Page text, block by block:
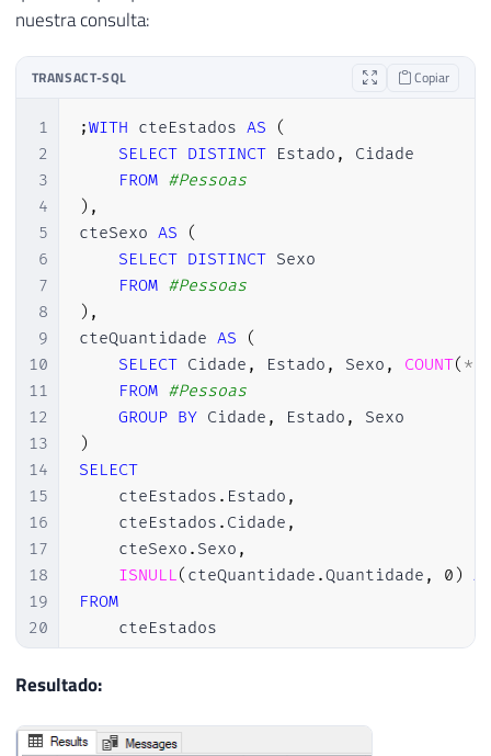
nuestra consulta:
TRANSACT-SQL Copiar
1
2
3
4
5
6
7
8
9
10
11
12
13
14
15
16
17
18
19
20
21
22
24
;WITH cteEstados AS
(
SELECT DISTINCT Estado ,
Cidade
FROM #Pessoas
) ,
cteSexo AS
(
SELECT DISTINCT Sexo
FROM #Pessoas
) ,
cteQuantidade AS
(
SELECT Cidade , Estado , Sexo , COUNT( *
FROM #Pessoas
GROUP BY Cidade , Estado ,
)
SELECT
    cteEstados
. Estado ,
    cteEstados
. Cidade ,
    cteSexo
. Sexo ,
ISNULL( cteQuantidade .Quantidade , 0 )
FROM
    cteEstados
CROSS JOIN cteSexo
1
Resultado: